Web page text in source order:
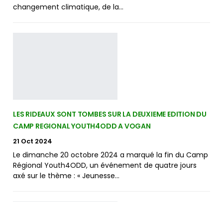
changement climatique, de la…
LES RIDEAUX SONT TOMBES SUR LA DEUXIEME EDITION DU
CAMP REGIONAL YOUTH4ODD A VOGAN
21 Oct 2024
Le dimanche 20 octobre 2024 a marqué la fin du Camp
Régional Youth4ODD, un événement de quatre jours
axé sur le thème : « Jeunesse…